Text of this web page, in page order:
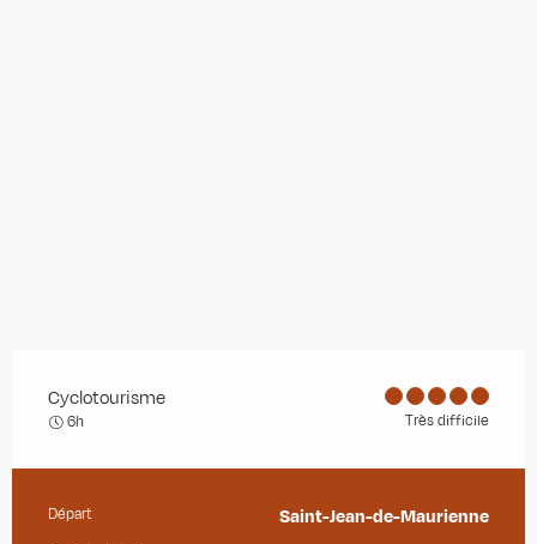
Cyclotourisme
6h Très difficile
Informations pratiques
Départ Saint-Jean-de-Maurienne